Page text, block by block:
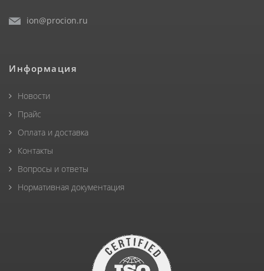
ion@procion.ru
Информация
Новости
Прайс
Оплата и доставка
Контакты
Вопросы и ответы
Нормативная документация